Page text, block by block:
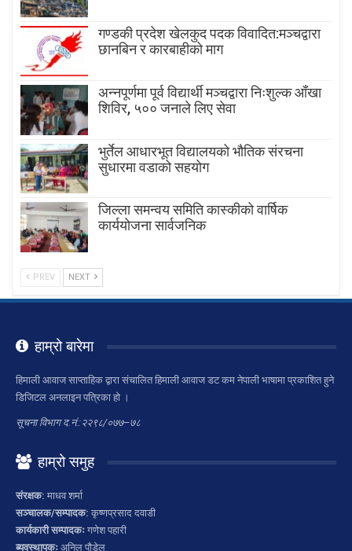
गण्डकी प्रदेश खेलकुद पदक विवादित:मञ्चद्वारा
छानबिन र कारबाहीको माग
अन्नपूर्णमा पूर्व विद्यार्थी मञ्चद्वारा निःशुल्क आँखा
शिविर, ५०० जनाले लिए सेवा
भुर्तेल आधारभूत विद्यालयको भौतिक संरचना
सुधारमा वडाको सहयोग
जिल्ला समन्वय समिति कास्कीको वार्षिक
कार्ययोजना सार्वजनिक
PREV NEXT
हाम्रो बारेमा
हिमाली आवाज साप्ताहिक द्वारा संचालित हिमाली आवाज डट कम नेपाली भाषामा प्रकाशित हुने
डिजिटल अनलाइन पत्रिका हो ।
सूचना विभाग द.नं.:२२९८/०७७–७८
हाम्रो समुह
संरक्षक: माधव शर्मा
सञ्चालक/सम्पादक: कृष्णप्रसाद दवाडी
कार्यकारी सम्पादकः गणेश पहारी
ब्यवस्थापकः अनिल पौडेल